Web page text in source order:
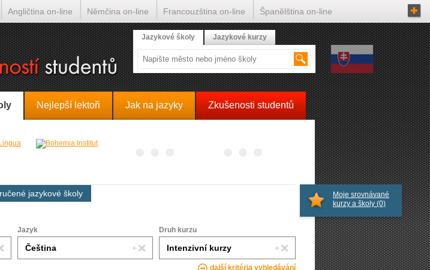
Nejlepší lektoři Jak na jazyky Zkušenosti studentů
jazykové školy
Jazyk Druh kurzu
další kritéria vyhledávání
Moje srovnávané
kurzy a školy (0)
Jazykové školy Jazykové kurzy
Angličtina on-line Němčina on-line Francouzština on-line Španělština on-line